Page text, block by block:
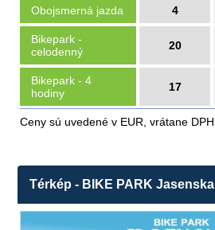
Ceny sú uvedené v EUR, vrátane DPH.
Obojsmerná jazda 4
Bikepark -
celodenný
20
Bikepark - 4
hodiny
17
Térkép - BIKE PARK Jasenska